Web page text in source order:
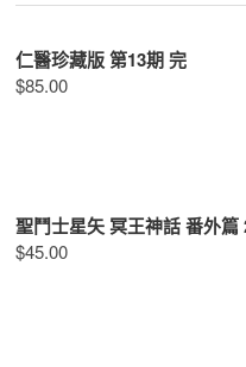
仁醫珍藏版 第13期 完
$85.00
聖鬥士星矢 冥王神話 番外篇
$45.00